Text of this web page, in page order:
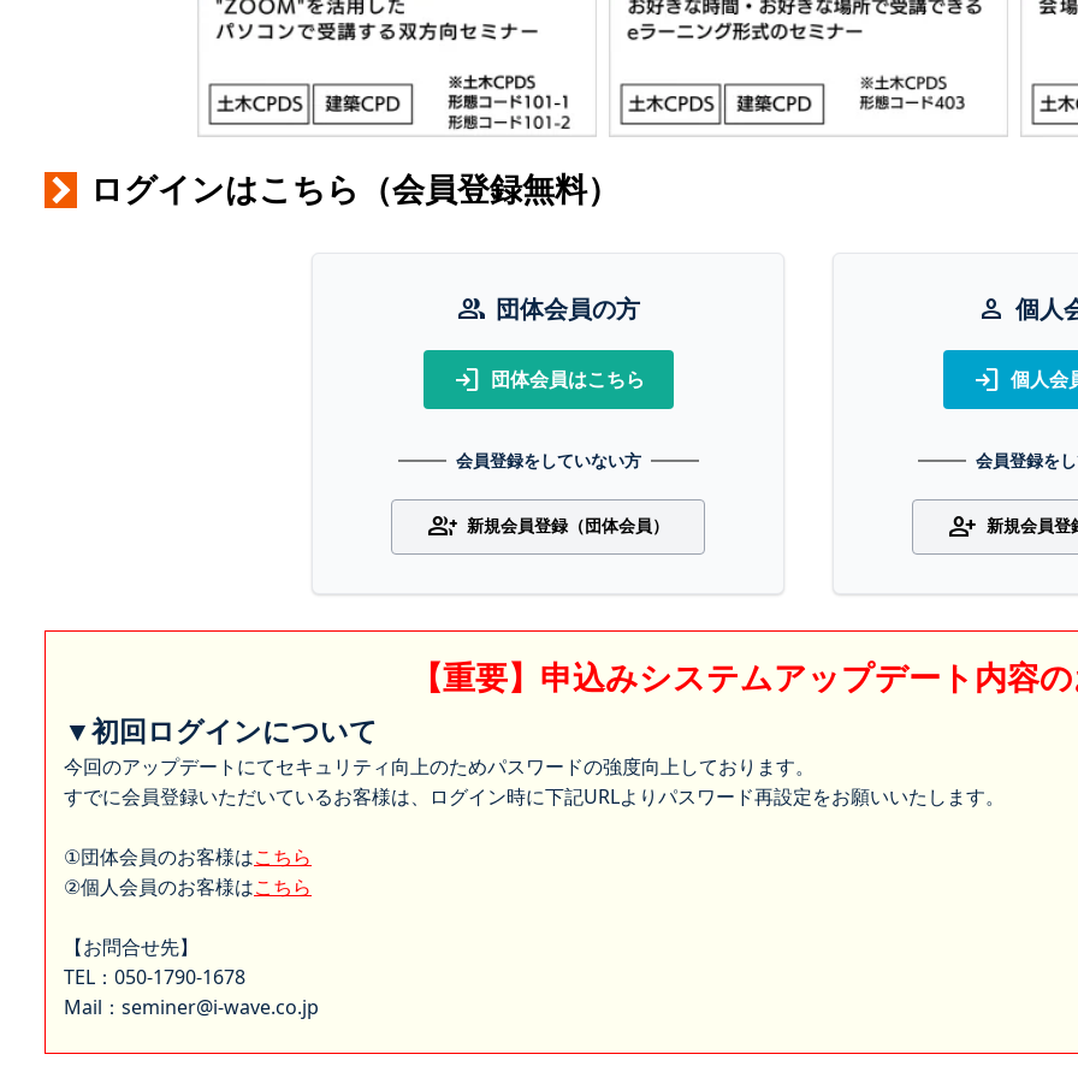
ログインはこちら（会員登録無料）
group 団体会員の方
login 団体会員はこちら
会員登録をしていない方
group_add 新規会員登録（団体会員）
person 個人
login 個人会
会員登録を
person_add 新規会員登
【重要】申込みシステムアップデート内容
▼初回ログインについて
今回のアップデートにてセキュリティ向上のためパスワードの強度向上しております。
すでに会員登録いただいているお客様は、ログイン時に下記URLよりパスワード再設定をお願いいたします。
①団体会員のお客様はこちら
②個人会員のお客様はこちら
【お問合せ先】
TEL：050-1790-1678
Mail：seminer@i-wave.co.jp